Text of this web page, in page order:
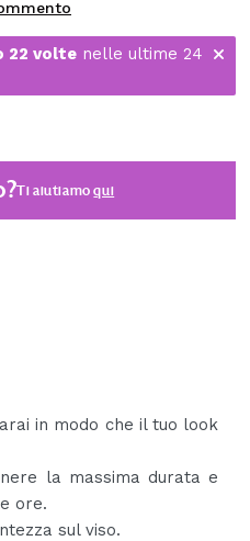
22 voltenelle ultime 24
Ti aiutiamoqui
in modo che il tuo look
la massima durata e
ore.
sul viso.